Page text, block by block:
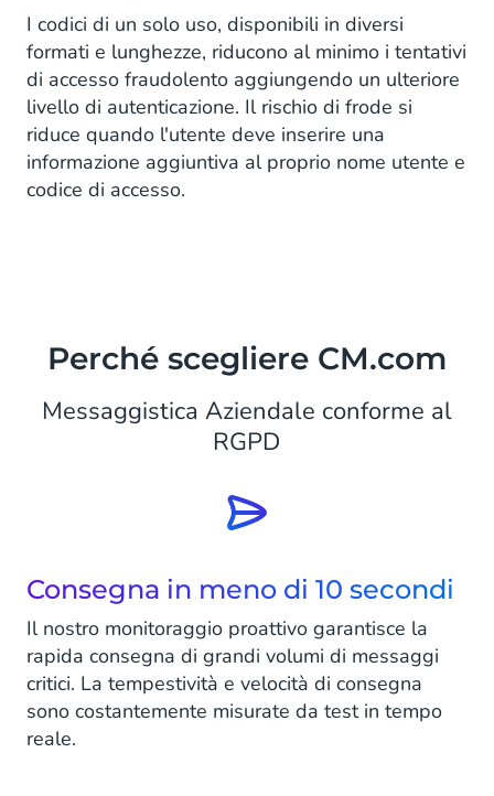
I codici di un solo uso, disponibili in diversi
formati e lunghezze, riducono al minimo i tentativi
di accesso fraudolento aggiungendo un ulteriore
livello di autenticazione. Il rischio di frode si
riduce quando l'utente deve inserire una
informazione aggiuntiva al proprio nome utente e
codice di accesso.
Perché scegliere CM.com
Messaggistica Aziendale conforme al
RGPD
Consegna in meno di 10 secondi
Il nostro monitoraggio proattivo garantisce la
rapida consegna di grandi volumi di messaggi
critici. La tempestività e velocità di consegna
sono costantemente misurate da test in tempo
reale.